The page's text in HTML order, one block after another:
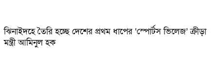
ঝিনাইদহে তৈরি হচ্ছে দেশের প্রথম ধাপের ‘স্পোর্টস ভিলেজ’ ক্রীড়া
মন্ত্রী আমিনুল হক